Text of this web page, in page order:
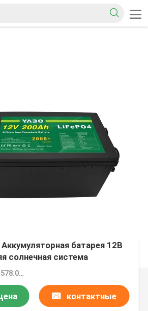
батарея 12В
солнечная система
Цена：$519.00 - $578.00/pieces
контактные